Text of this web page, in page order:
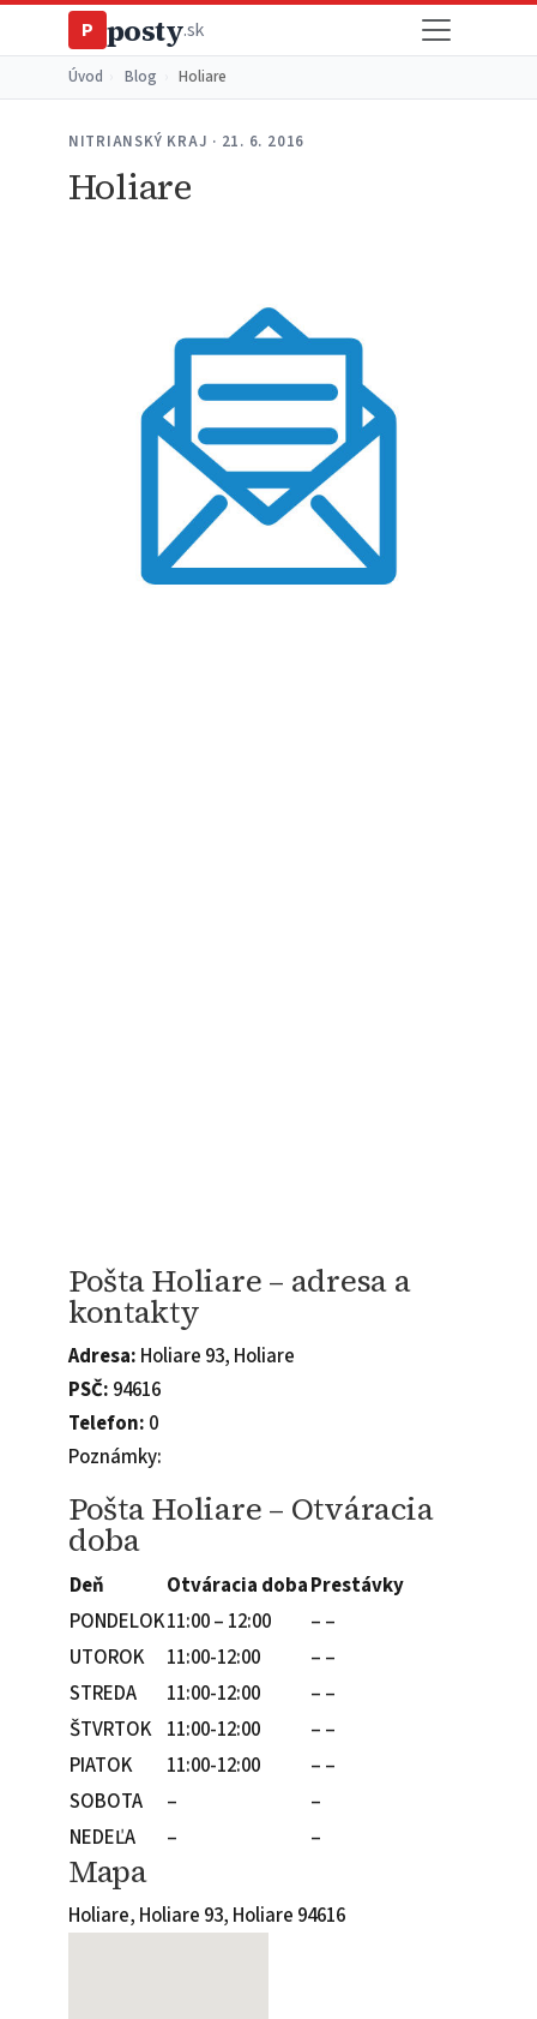
P posty.sk
Úvod Blog Holiare
NITRIANSKÝ KRAJ · 21. 6. 2016
Holiare
Pošta Holiare – adresa a
kontakty
Adresa: Holiare 93, Holiare
PSČ: 94616
Telefon: 0
Poznámky:
Pošta Holiare – Otváracia
doba
Deň Otváracia dobaPrestávky
PONDELOK11:00 – 12:00
– –
UTOROK
11:00-12:00
– –
STREDA
11:00-12:00
– –
ŠTVRTOK 11:00-12:00
– –
PIATOK
11:00-12:00
– –
SOBOTA
–
–
NEDEĽA
– –
Mapa
Holiare, Holiare 93, Holiare 94616